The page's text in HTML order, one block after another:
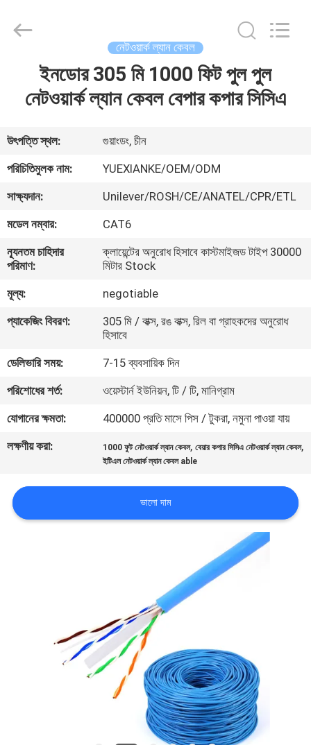
ভিডিও
আমাদের
সম্পর্কে
ভ্রমণ
নিয়ন্ত্রণ
যোগাযোগ
করুন
খবর
গোপনীয়তা
Industry
নেটওয়ার্ক ল্যান কেবল
ইনডোর 305 মি 1000 ফিট পুল পুল
নেটওয়ার্ক ল্যান কেবল বেপার কপার সিসিএ
উৎপত্তি স্থল:
গুয়াংডং, চীন
পরিচিতিমুলক নাম:
YUEXIANKE/OEM/ODM
সাক্ষ্যদান:
Unilever/ROSH/CE/ANATEL/CPR/ETL
মডেল নম্বার:
CAT6
ন্যূনতম চাহিদার
পরিমাণ:
ক্লায়েন্টের অনুরোধ হিসাবে কাস্টমাইজড টাইপ 30000
মিটার Stock
মূল্য:
negotiable
প্যাকেজিং বিবরণ:
305 মি / বাক্স, রঙ বাক্স, রিল বা গ্রাহকদের অনুরোধ
হিসাবে
ডেলিভারি সময়:
7-15 ব্যবসায়িক দিন
পরিশোধের শর্ত:
ওয়েস্টার্ন ইউনিয়ন, টি / টি, মানিগ্রাম
যোগানের ক্ষমতা:
400000 প্রতি মাসে পিস / টুকরা, নমুনা পাওয়া যায়
লক্ষণীয় করা:
1000 ফুট নেটওয়ার্ক ল্যান কেবল,বেয়ার কপার সিসিএ নেটওয়ার্ক ল্যান কেবল,
ইটিএল নেটওয়ার্ক ল্যান কেবল able
ভালো দাম